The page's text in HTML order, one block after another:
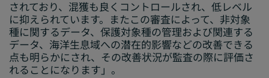
されており、混獲も良くコントロールされ、低レベル
に抑えられています。またこの審査によって、非対象
種に関するデータ、保護対象種の管理および関連する
データ、海洋生息域への潜在的影響などの改善できる
点も明らかにされ、その改善状況が監査の際に評価さ
れることになります」。